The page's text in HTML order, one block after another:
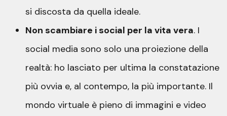
si discosta da quella ideale.
Non scambiare i social per la vita vera. I
social media sono solo una proiezione della
realtà: ho lasciato per ultima la constatazione
più ovvia e, al contempo, la più importante. Il
mondo virtuale è pieno di immagini e video